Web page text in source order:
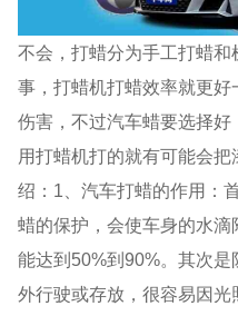
不会，打蜡分为手工打蜡
事，打蜡机打蜡效率就更
伤害，不过汽车蜡要选择好
用打蜡机打的就有可能会
绍：1、汽车打蜡的作用：
蜡的保护，会使车身的水滴
能达到50%到90%。其次
外行驶或存放，很容易因